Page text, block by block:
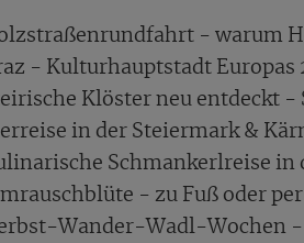
- warum
- Kulturhauptstadt Europas
Klöster neu entdeckt -
in der Steiermark &
Schmankerlreise
- zu Fuß oder per
Wander-Wadl-Wochen -